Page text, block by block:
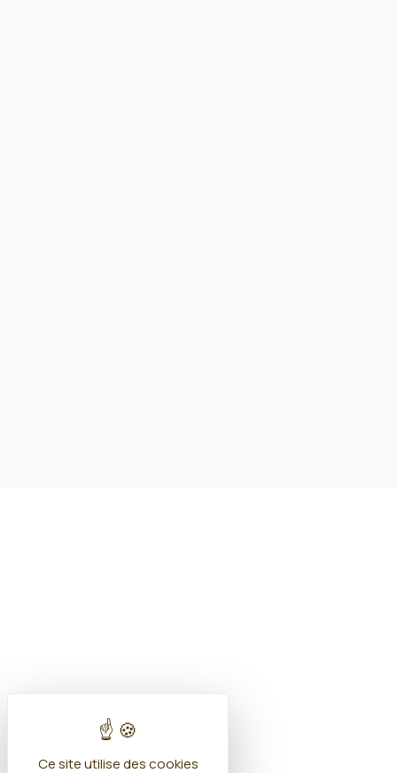
Ce site utilise des cookies